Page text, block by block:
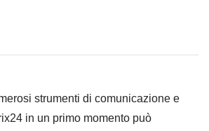
strumenti di comunicazione e
in un primo momento può